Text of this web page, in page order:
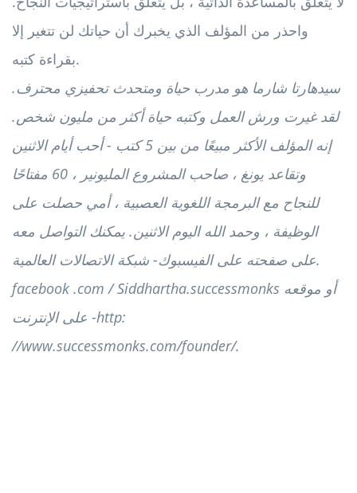
واحذر من المؤلف الذي يخبرك أن حياتك لن تتغير إلا
بقراءة كتبه.
سيدهارتا شارما هو مدرب حياة ومتحدث تحفيزي محترف.
لقد غيرت ورش العمل وكتبه حياة أكثر من مليون شخص.
إنه المؤلف الأكثر مبيعًا من بين 5 كتب - أحب أيام الاثنين
وتقاعد يونغ ، صاحب المشروع المليونير ، 60 مفتاحًا
للنجاح مع البرمجة اللغوية العصبية ، أمي حصلت على
الوظيفة ، وحمد الله اليوم الاثنين. يمكنك التواصل معه
على صفحته على الفيسبوك- شبكة الاتصالات العالمية.
facebook .com / Siddhartha.successmonks أو موقعه
على الإنترنت -http:
//www.successmonks.com/founder/.